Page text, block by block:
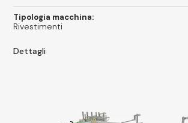
Tipologia macchina:
Rivestimenti
Dettagli